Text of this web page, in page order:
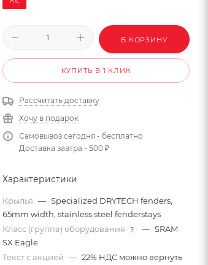
В КОРЗИНУ
КУПИТЬ В 1 КЛИК
Рассчитать доставку
Хочу в подарок
Самовывоз сегодня - бесплатно
Доставка завтра - 500 ₽
Характеристики
Крылья — Specialized DRYTECH fenders,
65mm width, stainless steel fenderstays
Класс (группа) оборудования
? — SRAM
SX Eagle
Текст с акцией — 22% НДС можно вернуть